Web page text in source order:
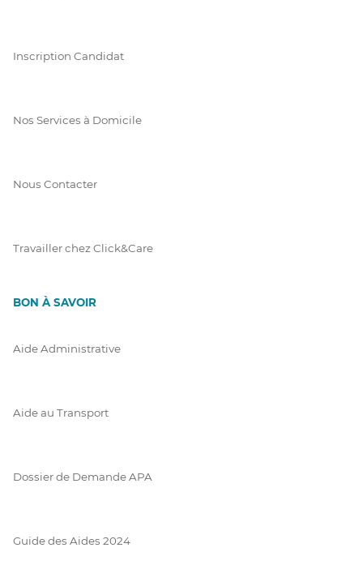
Inscription Candidat
Nos Services à Domicile
Nous Contacter
Travailler chez Click&Care
BON À SAVOIR
Aide Administrative
Aide au Transport
Dossier de Demande APA
Guide des Aides 2024